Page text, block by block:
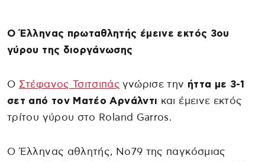
Ο Έλληνας πρωταθλητής έμεινε εκτός 3ου
γύρου της διοργάνωσης
Ο Στέφανος Τσιτσιπάς γνώρισε την ήττα με 3-1
σετ από τον Ματέο Αρνάλντι και έμεινε εκτός
τρίτου γύρου στο Roland Garros.
Ο Έλληνας αθλητής, Νο79 της παγκόσμιας